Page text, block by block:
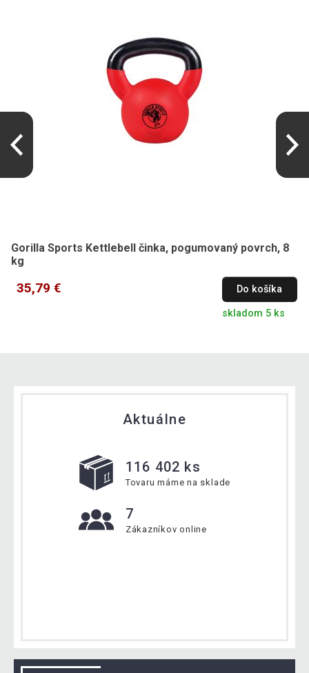
Gorilla Sports Kettlebell činka, pogumovaný povrch, 8
kg
35,79 € Do košíka
skladom 5 ks
Aktuálne
116 402 ks
Tovaru máme na sklade
7
Zákazníkov online